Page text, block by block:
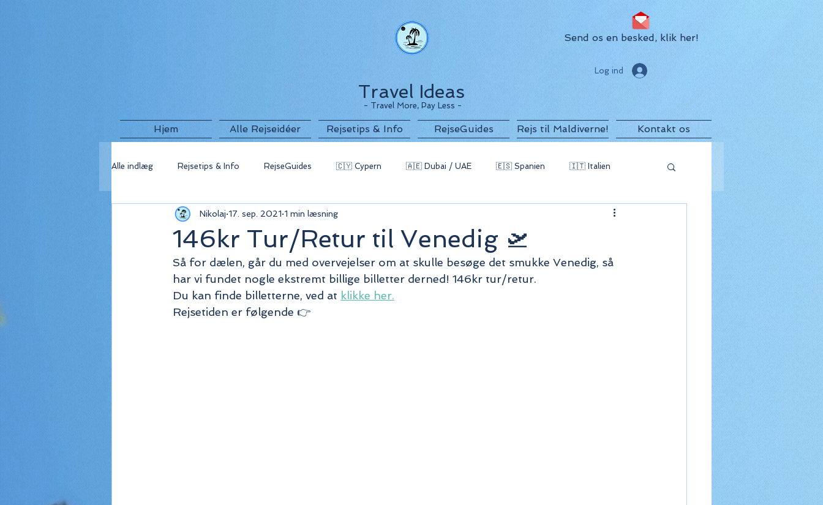
Travel Ideas
- Travel More, Pay Less -
Send os en besked, klik her!
Log ind
Hjem Alle Rejseidéer Rejsetips & Info RejseGuides Rejs til Maldiverne! Kontakt os
Alle indlæg Rejsetips & Info RejseGuides 🇨🇾 Cypern 🇦🇪 Dubai / UAE 🇪🇸 Spanien 🇮🇹 Italien
🇬🇷 Grækenland 🇫🇷 Frankrig 🇧🇬 Bulgarien 🇲🇺 Mauritius
🇮🇸 Island 🇮🇩 Indonesien 🇪🇬 Egypten
146kr Tur/Retur til Venedig 🛫
Nikolaj 17. sep. 2021 1 min læsning
Så for dælen, går du med overvejelser om at skulle besøge det smukke Venedig, så
har vi fundet nogle ekstremt billige billetter derned! 146kr tur/retur.
Du kan finde billetterne, ved at klikke her.
Rejsetiden er følgende 👉